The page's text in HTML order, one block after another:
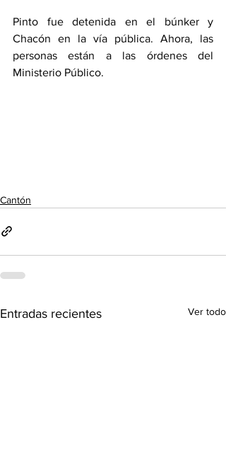
Pinto fue detenida en el búnker y
Chacón en la vía pública. Ahora, las
personas están a las órdenes del
Ministerio Público.
Cantón
Entradas recientes Ver todo